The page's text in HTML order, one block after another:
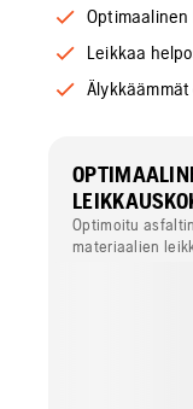
Optimaalinen
Leikkaa
Optimoitu
materiaalien